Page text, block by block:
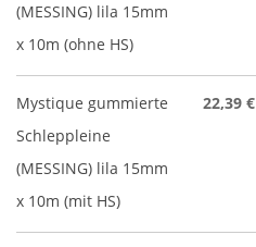
(MESSING) lila 15mm
x 10m (ohne HS)
Mystique gummierte
Schleppleine
(MESSING) lila 15mm
x 10m (mit HS)
22,39 €